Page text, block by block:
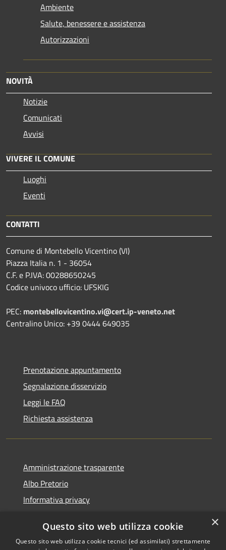
Ambiente
Salute, benessere e assistenza
Autorizzazioni
NOVITÀ
Notizie
Comunicati
Avvisi
VIVERE IL COMUNE
Luoghi
Eventi
CONTATTI
Comune di Montebello Vicentino (VI)
Piazza Italia n. 1 - 36054
C.F. e P.IVA: 00288650245
Codice univoco ufficio: UFSKIG
PEC: montebellovicentino.vi@cert.ip-veneto.net
Centralino Unico: +39 0444 649035
Prenotazione appuntamento
Segnalazione disservizio
Leggi le FAQ
Richiesta assistenza
Amministrazione trasparente
Albo Pretorio
Informativa privacy
Dichiarazione di accessibilità
×
Questo sito web utilizza cookie
Questo sito web utilizza cookie tecnici (ed assimilati) strettamente